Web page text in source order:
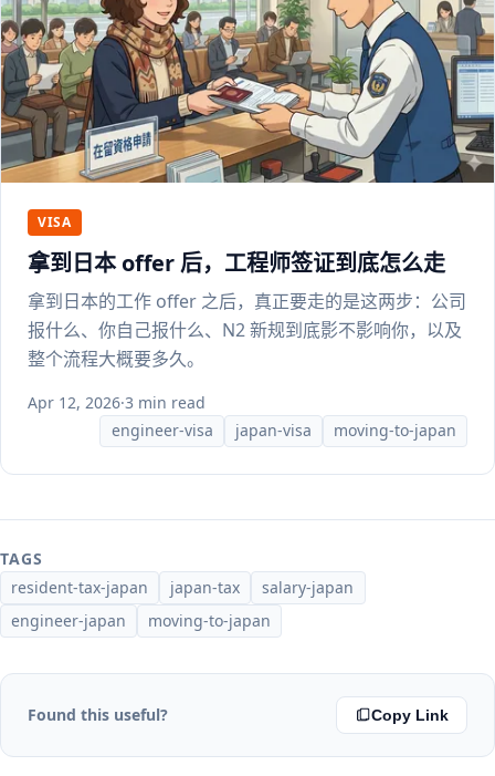
VISA
拿到日本 offer 后，工程师签证到底怎么走
拿到日本的工作 offer 之后，真正要走的是这两步：公司
报什么、你自己报什么、N2 新规到底影不影响你，以及
整个流程大概要多久。
Apr 12, 2026·3 min read
engineer-visa
japan-visa moving-to-japan
TAGS
resident-tax-japan
japan-tax
salary-japan
engineer-japan
moving-to-japan
Found this useful? Copy Link